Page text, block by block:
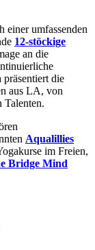
einer umfassenden
12-stöckige
an die
präsentiert die
aus LA, von
Talenten.
Aqualillies
im Freien,
Bridge Mind